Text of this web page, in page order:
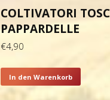
COLTIVATORI
PAPPARDELLE
€4,90
In den Warenkorb